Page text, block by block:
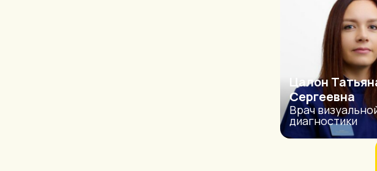
Цалон
Сергеевна
Врач
диагностики